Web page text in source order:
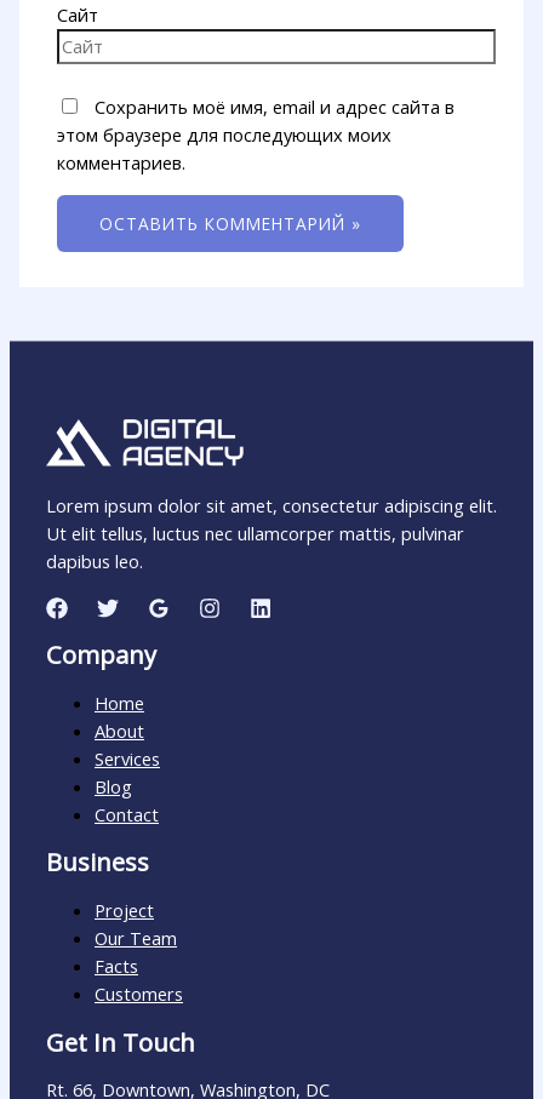
Сайт
Сохранить моё имя, email и адрес сайта в
этом браузере для последующих моих
комментариев.
Lorem ipsum dolor sit amet, consectetur adipiscing elit.
Ut elit tellus, luctus nec ullamcorper mattis, pulvinar
dapibus leo.
Company
Home
About
Services
Blog
Contact
Business
Project
Our Team
Facts
Customers
Get In Touch
Rt. 66, Downtown, Washington, DC